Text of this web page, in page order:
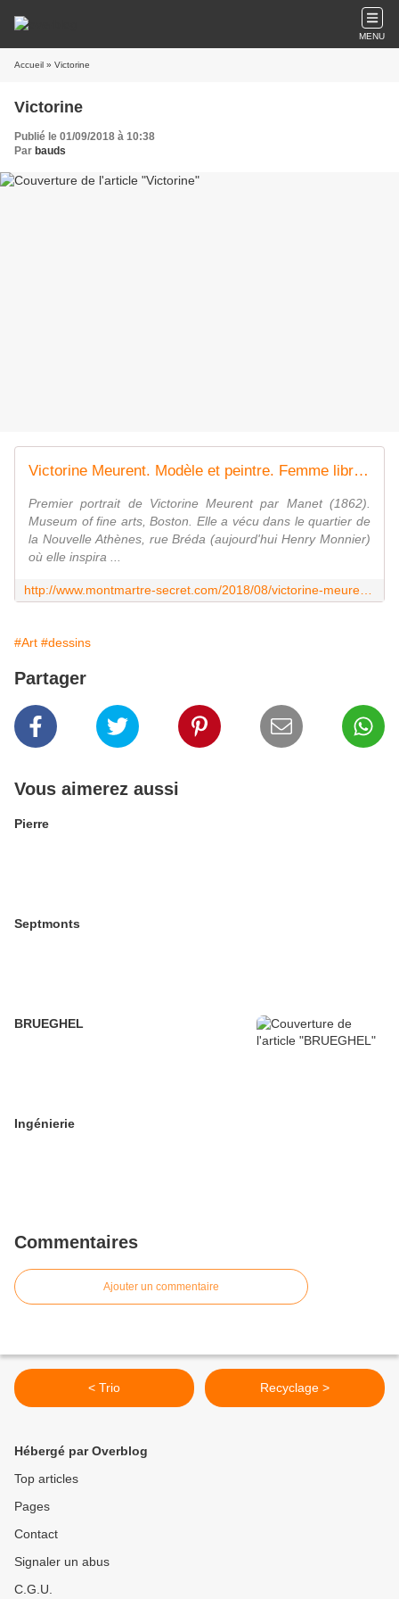
MENU
Accueil » Victorine
Victorine
Publié le 01/09/2018 à 10:38
Par bauds
Victorine Meurent. Modèle et peintre. Femme libre et artiste. Manet, Stevens... - Montmartre secret
Premier portrait de Victorine Meurent par Manet (1862).
Museum of fine arts, Boston. Elle a vécu dans le quartier de
la Nouvelle Athènes, rue Bréda (aujourd'hui Henry Monnier)
où elle inspira ...
#Art #dessins
Partager
Vous aimerez aussi
Pierre
Septmonts
BRUEGHEL
Ingénierie
Commentaires
Ajouter un commentaire
< Trio Recyclage >
Hébergé par Overblog
Top articles
Pages
Contact
Signaler un abus
C.G.U.